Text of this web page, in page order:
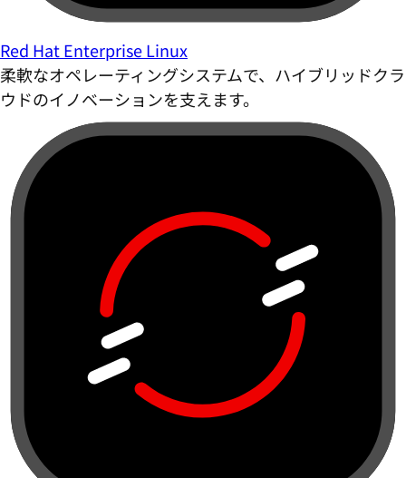
Red Hat Enterprise Linux
柔軟なオペレーティングシステムで、ハイブリッドクラ
ウドのイノベーションを支えます。